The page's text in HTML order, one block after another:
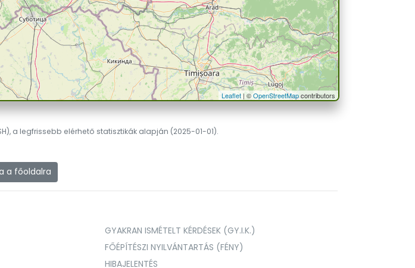
Leaflet | ©OpenStreetMapcontributors
a legfrissebb elérhető statisztikák alapján (2025-01-01).
a főoldalra
GYAKRAN ISMÉTELT KÉRDÉSEK (GY.I.K.)
FŐÉPÍTÉSZI NYILVÁNTARTÁS (FÉNY)
HIBAJELENTÉS